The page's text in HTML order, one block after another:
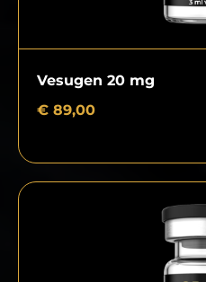
Vesugen 20 mg
€ 89,00